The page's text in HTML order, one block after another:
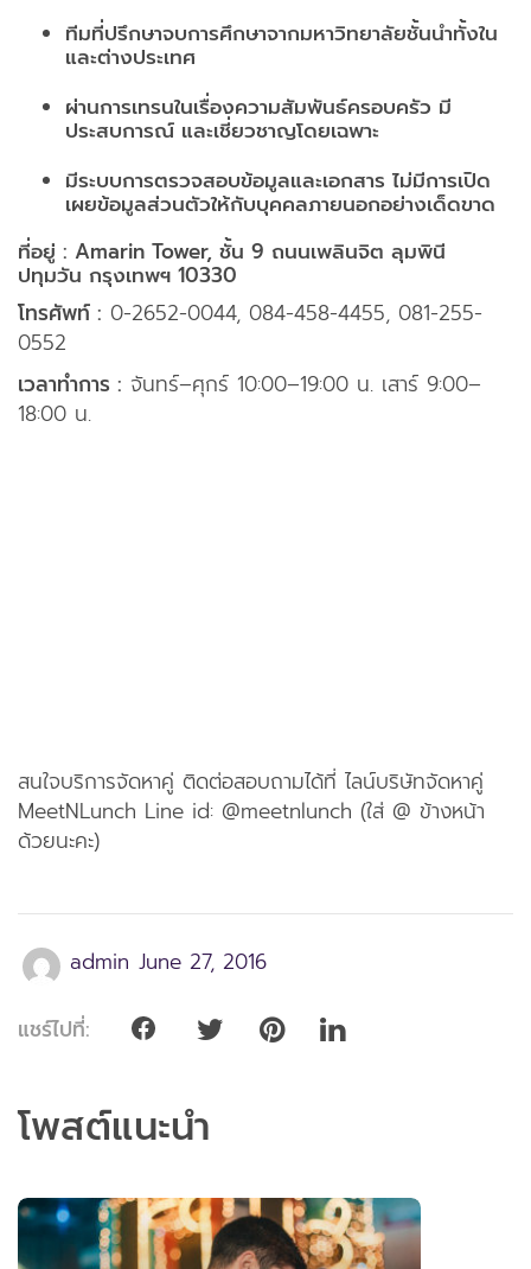
ทีมที่ปรึกษาจบการศึกษาจากมหาวิทยาลัยชั้นนำทั้งใน
และต่างประเทศ
ผ่านการเทรนในเรื่องความสัมพันธ์ครอบครัว มี
ประสบการณ์ และเชี่ยวชาญโดยเฉพาะ
มีระบบการตรวจสอบข้อมูลและเอกสาร ไม่มีการเปิด
เผยข้อมูลส่วนตัวให้กับบุคคลภายนอกอย่างเด็ดขาด
ที่อยู่ : Amarin Tower, ชั้น 9 ถนนเพลินจิต ลุมพินี
ปทุมวัน กรุงเทพฯ 10330
โทรศัพท์ : 0-2652-0044, 084-458-4455, 081-255-
0552
เวลาทำการ : จันทร์–ศุกร์ 10:00–19:00 น. เสาร์ 9:00–
18:00 น.
สนใจบริการจัดหาคู่ ติดต่อสอบถามได้ที่ ไลน์บริษัทจัดหาคู่
MeetNLunch Line id: @meetnlunch (ใส่ @ ข้างหน้า
ด้วยนะคะ)
admin June 27, 2016
แชร์ไปที่:
โพสต์แนะนำ